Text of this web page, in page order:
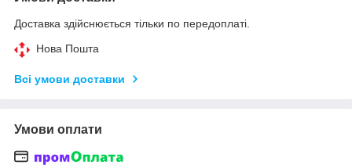
Доставка здійснюється тільки по передоплаті.
Нова Пошта
Всі умови доставки
Умови оплати